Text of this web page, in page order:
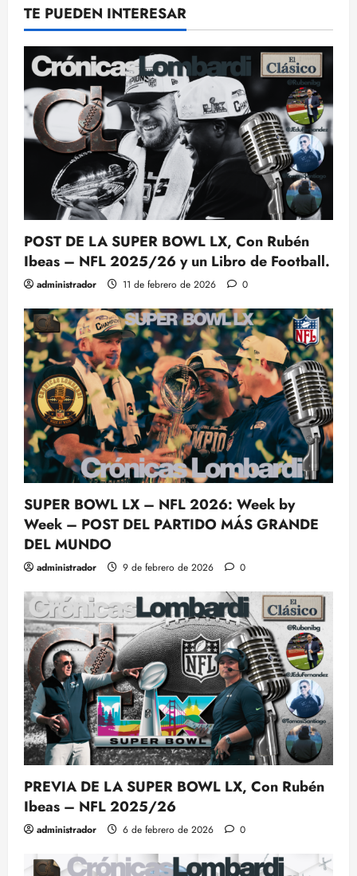
TE PUEDEN INTERESAR
POST DE LA SUPER BOWL LX, Con Rubén
Ibeas – NFL 2025/26 y un Libro de Football.
administrador 11 de febrero de 2026 0
SUPER BOWL LX – NFL 2026: Week by
Week – POST DEL PARTIDO MÁS GRANDE
DEL MUNDO
administrador 9 de febrero de 2026 0
PREVIA DE LA SUPER BOWL LX, Con Rubén
Ibeas – NFL 2025/26
administrador 6 de febrero de 2026 0